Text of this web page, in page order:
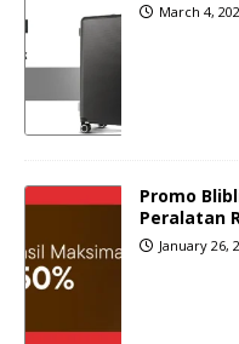
March 4,
Promo
Peralatan
January 26,